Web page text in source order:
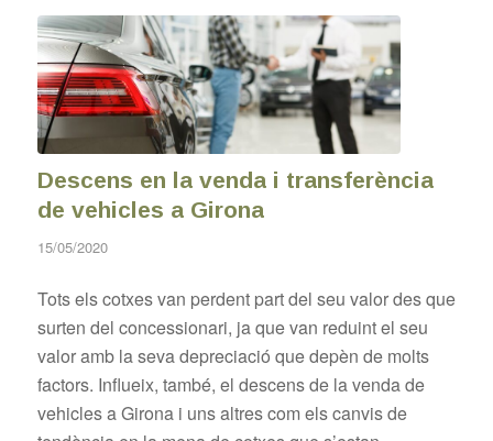
Descens en la venda i transferència
de vehicles a Girona
15/05/2020
Tots els cotxes van perdent part del seu valor des que
surten del concessionari, ja que van reduint el seu
valor amb la seva depreciació que depèn de molts
factors. Influeix, també, el descens de la venda de
vehicles a Girona i uns altres com els canvis de